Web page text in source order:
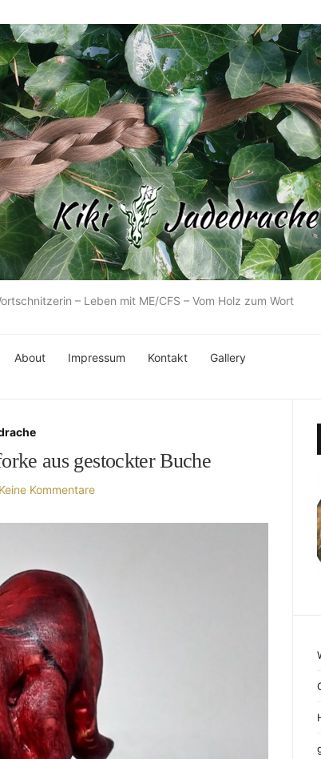
– Leben mit ME/CFS – Vom Holz zum Wort
About Impressum Kontakt
Gallery
aus gestockter Buche
Keine Kommentare